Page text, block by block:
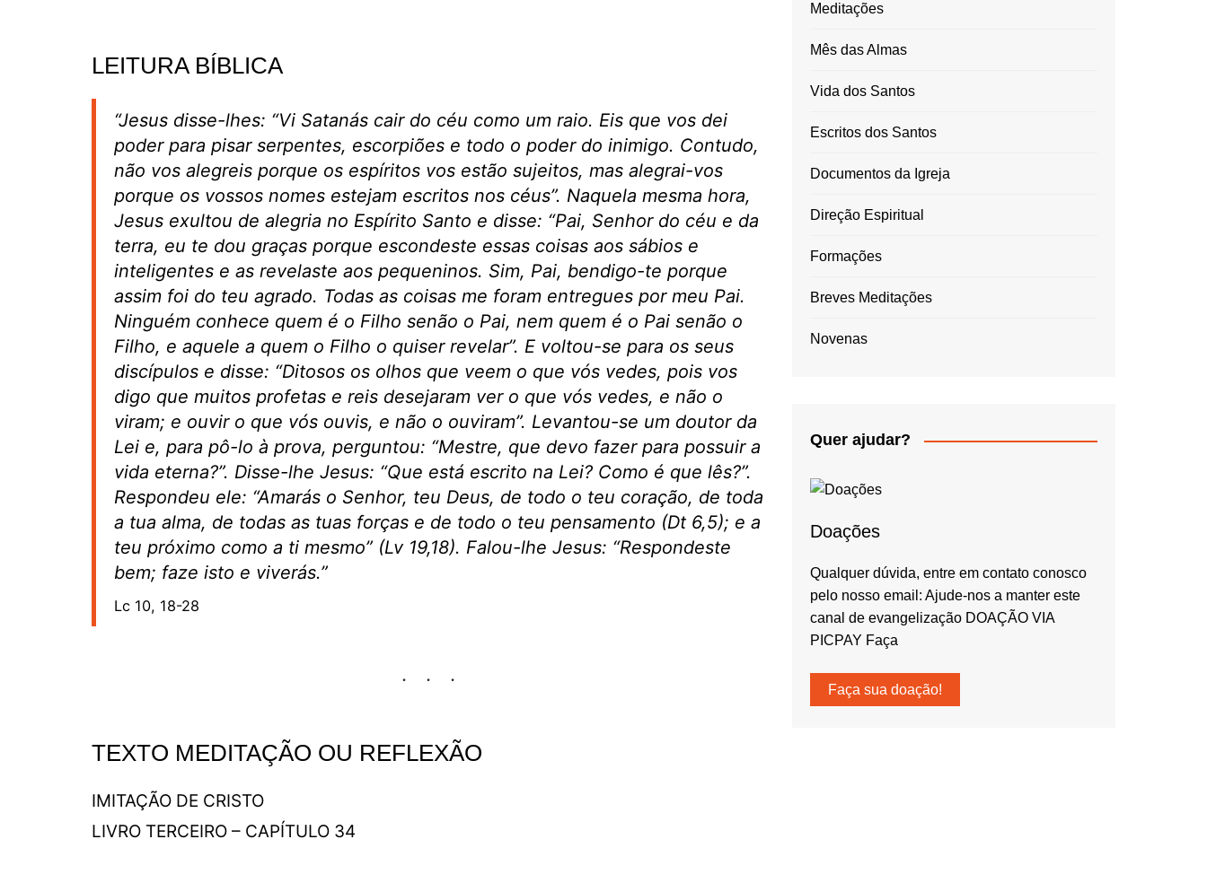
LEITURA BÍBLICA
“Jesus disse-lhes: “Vi Satanás cair do céu como um raio. Eis que vos dei
poder para pisar serpentes, escorpiões e todo o poder do inimigo. Contudo,
não vos alegreis porque os espíritos vos estão sujeitos, mas alegrai-vos
porque os vossos nomes estejam escritos nos céus”. Naquela mesma hora,
Jesus exultou de alegria no Espírito Santo e disse: “Pai, Senhor do céu e da
terra, eu te dou graças porque escondeste essas coisas aos sábios e
inteligentes e as revelaste aos pequeninos. Sim, Pai, bendigo-te porque
assim foi do teu agrado. Todas as coisas me foram entregues por meu Pai.
Ninguém conhece quem é o Filho senão o Pai, nem quem é o Pai senão o
Filho, e aquele a quem o Filho o quiser revelar”. E voltou-se para os seus
discípulos e disse: “Ditosos os olhos que veem o que vós vedes, pois vos
digo que muitos profetas e reis desejaram ver o que vós vedes, e não o
viram; e ouvir o que vós ouvis, e não o ouviram”. Levantou-se um doutor da
Lei e, para pô-lo à prova, perguntou: “Mestre, que devo fazer para possuir a
vida eterna?”. Disse-lhe Jesus: “Que está escrito na Lei? Como é que lês?”.
Respondeu ele: “Amarás o Senhor, teu Deus, de todo o teu coração, de toda
a tua alma, de todas as tuas forças e de todo o teu pensamento (Dt 6,5); e a
teu próximo como a ti mesmo” (Lv 19,18). Falou-lhe Jesus: “Respondeste
bem; faze isto e viverás.”
Lc 10, 18-28
TEXTO MEDITAÇÃO OU REFLEXÃO
IMITAÇÃO DE CRISTO
LIVRO TERCEIRO – CAPÍTULO 34
Meditações
Mês das Almas
Vida dos Santos
Escritos dos Santos
Documentos da Igreja
Direção Espiritual
Formações
Breves Meditações
Novenas
Quer ajudar?
Doações
Qualquer dúvida, entre em contato conosco
pelo nosso email: Ajude-nos a manter este
canal de evangelização DOAÇÃO VIA
PICPAY Faça
Faça sua doação!